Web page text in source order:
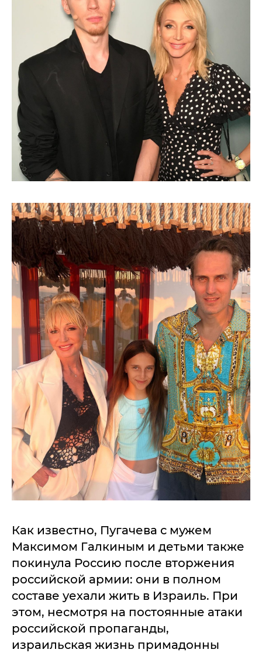
Как известно, Пугачева с мужем
Максимом Галкиным и детьми также
покинула Россию после вторжения
российской армии: они в полном
составе уехали жить в Израиль. При
этом, несмотря на постоянные атаки
российской пропаганды,
израильская жизнь примадонны